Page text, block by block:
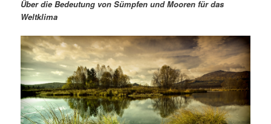
r
e
n
d
ä
r
n
a
g
a
t
i
o
n
Über die Bedeutung von Sümpfen und Mooren für das
Weltklima